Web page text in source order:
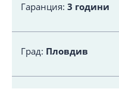
Гаранция: 3 години
Град: Пловдив